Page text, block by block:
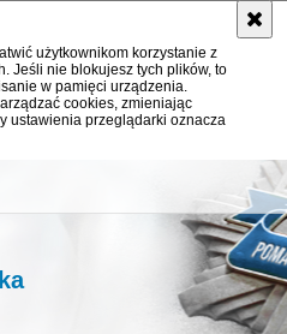
użytkownikom korzystanie z
Jeśli nie blokujesz tych plików, to
w pamięci urządzenia.
cookies, zmieniając
ustawienia przeglądarki oznacza